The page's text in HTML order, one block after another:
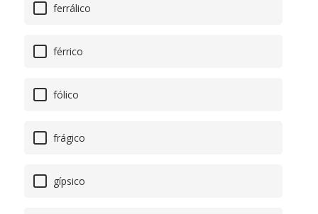
ferrálico
férrico
fólico
frágico
gípsico